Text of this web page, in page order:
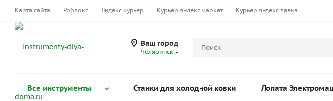
Карта сайта Роблокс Яндекс курьер Курьер яндекс маркет Курьер яндекс лавка
Ваш город
Челябинск
Все инструменты Станки для холодной ковки Лопата